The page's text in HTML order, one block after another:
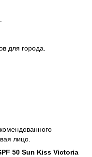
для города.
лицо.
50 Sun Kiss Victoria